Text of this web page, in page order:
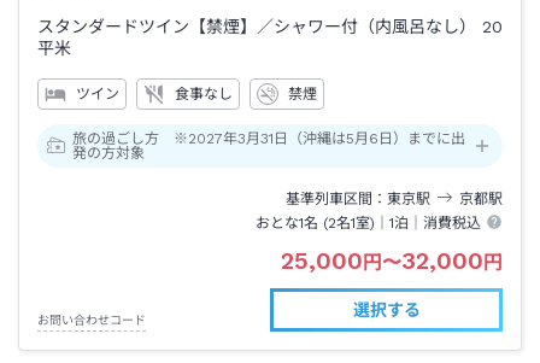
スタンダードツイン【禁煙】 ／シャワー付（内風呂なし） 20
平米
ツイン 食事なし 禁煙
旅の過ごし方 ※2027年3月31日（沖縄は5月6日）までに出
発の方対象
基準列車区間 東京駅 京都駅
おとな1名 (2名1室)｜1泊 ｜消費税込
25,000円〜32,000円
お問い合わせコード
選択する